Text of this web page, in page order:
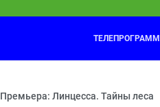
КОШЕЧКИ-СОБАЧКИ
Премьера: Линцесса. Тайны леса